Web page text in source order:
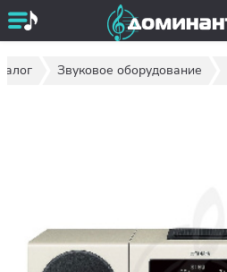
Звуковое оборудование